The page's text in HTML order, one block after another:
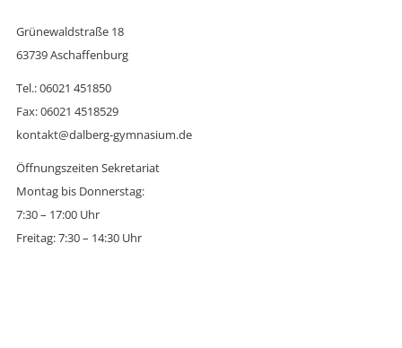
Grünewaldstraße 18
63739 Aschaffenburg
Tel.: 06021 451850
Fax: 06021 4518529
kontakt@dalberg-gymnasium.de
Öffnungszeiten Sekretariat
Montag bis Donnerstag:
7:30 – 17:00 Uhr
Freitag: 7:30 – 14:30 Uhr